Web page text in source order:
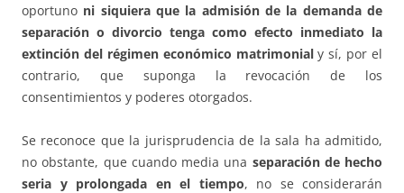
oportuno ni siquiera que la admisión de la demanda de
separación o divorcio tenga como efecto inmediato la
extinción del régimen económico matrimonialy sí, por el
contrario, que suponga la revocación de los
consentimientos y poderes otorgados.
Se reconoce que la jurisprudencia de la sala ha admitido,
no obstante, que cuando media una separación de hecho
seria y prolongada en el tiempo, no se considerarán